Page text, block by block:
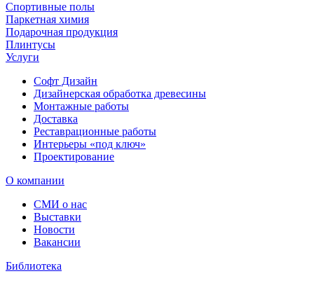
Спортивные полы
Паркетная химия
Подарочная продукция
Плинтусы
Услуги
Софт Дизайн
Дизайнерская обработка древесины
Монтажные работы
Доставка
Реставрационные работы
Интерьеры «под ключ»
Проектирование
О компании
СМИ о нас
Выставки
Новости
Вакансии
Библиотека